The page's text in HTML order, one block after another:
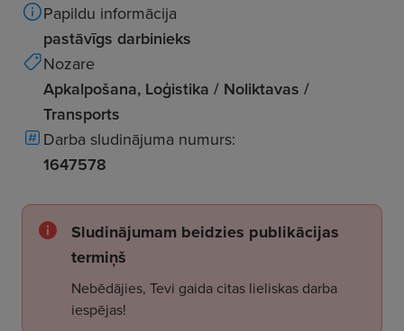
Papildu informācija
pastāvīgs darbinieks
Nozare
Apkalpošana, Loģistika / Noliktavas /
Transports
Darba sludinājuma numurs:
1647578
Sludinājumam beidzies publikācijas
termiņš
Nebēdājies, Tevi gaida citas lieliskas darba
iespējas!